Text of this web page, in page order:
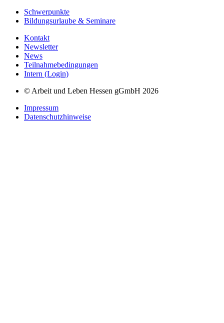
Schwerpunkte
Bildungsurlaube & Seminare
Kontakt
Newsletter
News
Teilnahmebedingungen
Intern (Login)
© Arbeit und Leben Hessen gGmbH 2026
Impressum
Datenschutzhinweise